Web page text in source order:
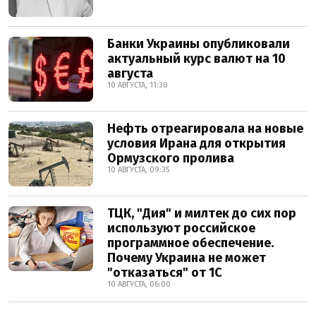
Банки Украины опубликовали
актуальный курс валют на 10
августа
10 АВГУСТА, 11:30
Нефть отреагировала на новые
условия Ирана для открытия
Ормузского пролива
10 АВГУСТА, 09:35
ТЦК, "Дия" и милтек до сих пор
используют российское
программное обеспечение.
Почему Украина не может
"отказаться" от 1С
10 АВГУСТА, 06:00